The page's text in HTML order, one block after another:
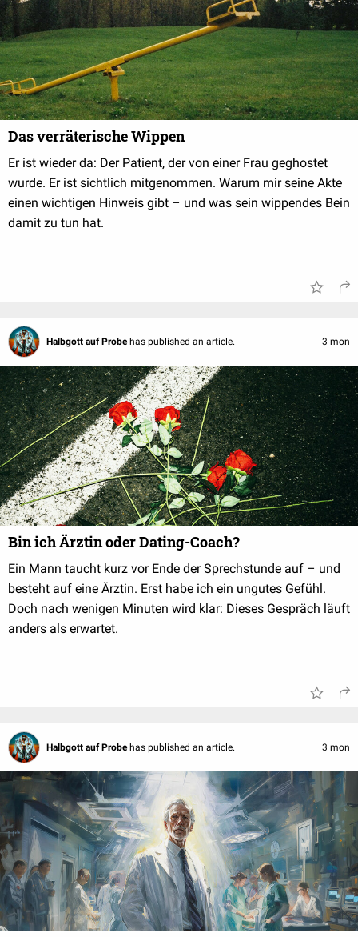
Das verräterische Wippen
Er ist wieder da: Der Patient, der von einer Frau geghostet
wurde. Er ist sichtlich mitgenommen. Warum mir seine Akte
einen wichtigen Hinweis gibt – und was sein wippendes Bein
damit zu tun hat.
Halbgott auf Probe has published an article. 3 mon
Bin ich Ärztin oder Dating-Coach?
Ein Mann taucht kurz vor Ende der Sprechstunde auf – und
besteht auf eine Ärztin. Erst habe ich ein ungutes Gefühl.
Doch nach wenigen Minuten wird klar: Dieses Gespräch läuft
anders als erwartet.
Halbgott auf Probe has published an article. 3 mon